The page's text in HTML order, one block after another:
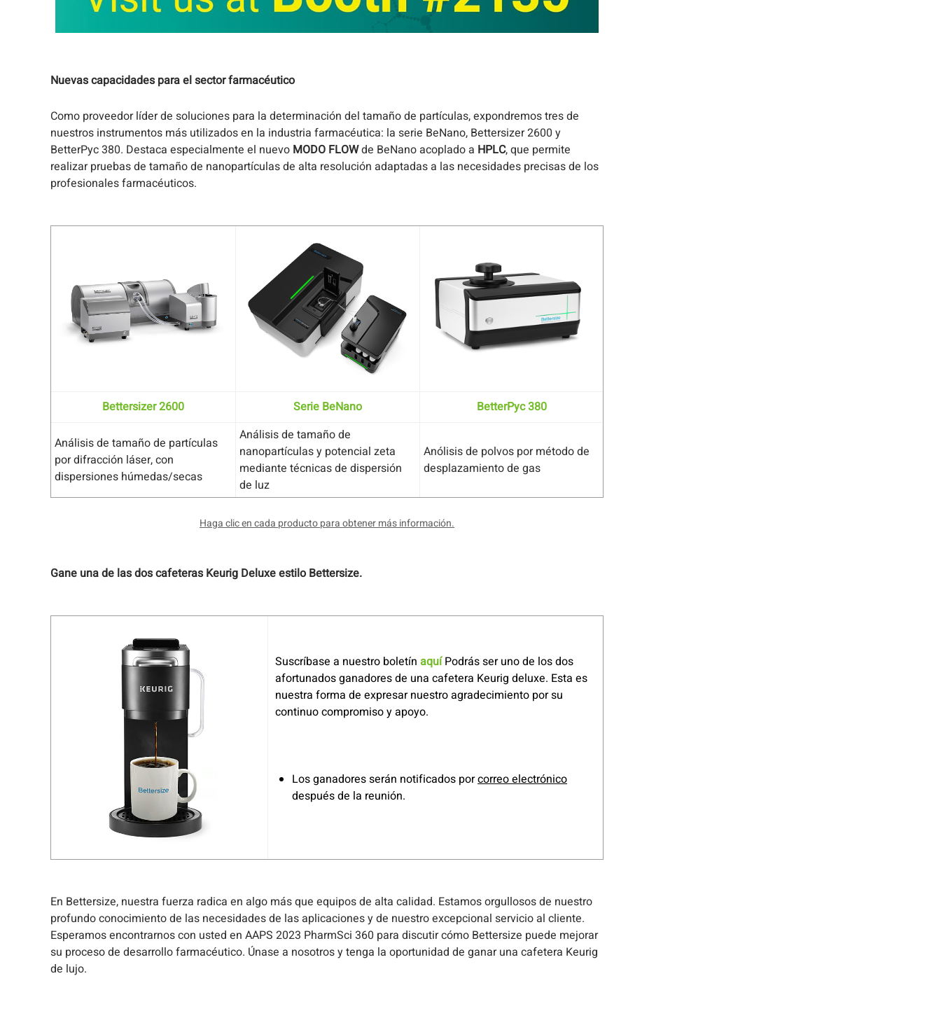
Nuevas capacidades para el sector farmacéutico
Como proveedor líder de soluciones para la determinación del tamaño de partículas, expondremos tres de
nuestros instrumentos más utilizados en la industria farmacéutica: la serie BeNano, Bettersizer 2600 y
BetterPyc 380. Destaca especialmente el nuevo MODO FLOWde BeNano acoplado a HPLC, que permite
realizar pruebas de tamaño de nanopartículas de alta resolución adaptadas a las necesidades precisas de los
profesionales farmacéuticos.
Bettersizer 2600 Serie BeNano BetterPyc 380
Análisis de tamaño de partículas
por difracción láser, con
dispersiones húmedas/secas
Análisis de tamaño de
nanopartículas y potencial zeta
mediante técnicas de dispersión
de luz
Anólisis de polvos por método de
desplazamiento de gas
Haga clic en cada producto para obtener más información.
Gane una de las dos cafeteras Keurig Deluxe estilo Bettersize.
Suscríbase a nuestro boletín aquíPodrás ser uno de los dos
afortunados ganadores de una cafetera Keurig deluxe. Esta es
nuestra forma de expresar nuestro agradecimiento por su
continuo compromiso y apoyo.
Los ganadores serán notificados porcorreo electrónico
después de la reunión.
En Bettersize, nuestra fuerza radica en algo más que equipos de alta calidad. Estamos orgullosos de nuestro
profundo conocimiento de las necesidades de las aplicaciones y de nuestro excepcional servicio al cliente.
Esperamos encontrarnos con usted en AAPS 2023 PharmSci 360 para discutir cómo Bettersize puede mejorar
su proceso de desarrollo farmacéutico. Únase a nosotros y tenga la oportunidad de ganar una cafetera Keurig
de lujo.